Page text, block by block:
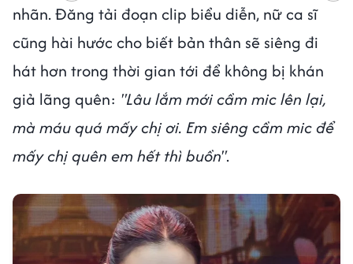
nhãn. Đăng tải đoạn clip biểu diễn, nữ ca sĩ
cũng hài hước cho biết bản thân sẽ siêng đi
hát hơn trong thời gian tới để không bị khán
giả lãng quên: "Lâu lắm mới cầm mic lên lại,
mà máu quá mấy chị ơi. Em siêng cầm mic để
mấy chị quên em hết thì buồn".